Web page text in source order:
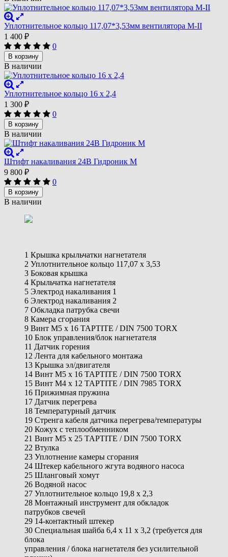
Уплотнительное кольцо 117,07*3,53мм вентилятора М-II
1 400 ₽
0
В корзину
В наличии
Уплотнительное кольцо 16 x 2,4
1 300 ₽
0
В корзину
В наличии
Штифт накаливания 24В Гидроник М
9 800 ₽
0
В корзину
В наличии
1 Крышка крыльчатки нагнетателя
2 Уплотнительное кольцо 117,07 x 3,53
3 Боковая крышка
4 Крыльчатка нагнетателя
5 Электрод накаливания 1
6 Электрод накаливания 2
7 Обкладка патрубка свечи
8 Камера сгорания
9 Винт M5 x 16 TAPTITE / DIN 7500 TORX
10 Блок управления/блок нагнетателя
11 Датчик горения
12 Лента для кабельного монтажа
13 Крышка эл/двигателя
14 Винт M5 x 16 TAPTITE / DIN 7500 TORX
15 Винт M4 x 12 TAPTITE / DIN 7985 TORX
16 Прижимная пружина
17 Датчик перегрева
18 Температурный датчик
19 Стренга кабеля датчика перегрева/температуры
20 Кожух с теплообменником
21 Винт M5 x 25 TAPTITE / DIN 7500 TORX
22 Втулка
23 Уплотнение камеры сгорания
24 Штекер кабельного жгута водяного насоса
25 Шланговый хомут
26 Водяной насос
27 Уплотнительное кольцо 19,8 x 2,3
28 Монтажный инструмент для обкладок
патрубков свечей
29 14-контактный штекер
30 Специальная шайба 6,4 x 11 x 3,2 (требуется для
блока
управления / блока нагнетателя без усилительной